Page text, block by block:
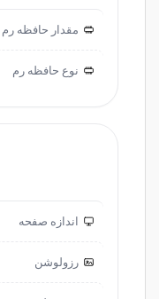
مقدار حافظه رم
نوع حافظه رم
اندازه صفحه
رزولوشن